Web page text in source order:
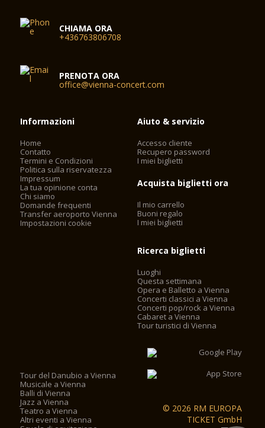
CHIAMA ORA
+436763806708
PRENOTA ORA
office@vienna-concert.com
Informazioni
Home
Contatto
Termini e Condizioni
Politica sulla riservatezza
Impressum
La tua opinione conta
Chi siamo
Domande frequenti
Transfer aeroporto Vienna
Impostazioni cookie
Aiuto & servizio
Accesso cliente
Recupero password
I miei biglietti
Acquista biglietti ora
Il mio carrello
Buoni regalo
I miei biglietti
Ricerca biglietti
Luoghi
Questa settimana
Opera e Balletto a Vienna
Concerti classici a Vienna
Concerti pop/rock a Vienna
Cabaret a Vienna
Tour turistici di Vienna
Tour del Danubio a Vienna
Musicale a Vienna
Balli di Vienna
Jazz a Vienna
Teatro a Vienna
Altri eventi a Vienna
© 2026 RM EUROPA
TICKET GmbH